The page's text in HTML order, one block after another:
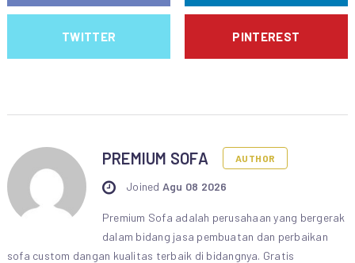
TWITTER PINTEREST
PREMIUM SOFA AUTHOR
Joined Agu 08 2026
Premium Sofa adalah perusahaan yang bergerak
dalam bidang jasa pembuatan dan perbaikan
sofa custom dangan kualitas terbaik di bidangnya. Gratis